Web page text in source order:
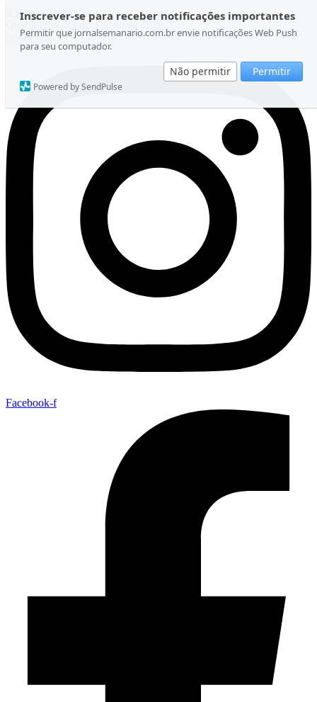
Inscrever-se para receber notificações importantes
Permitir que jornalsemanario.com.br envie notificações Web Push
para seu computador.
Não permitir Permitir
Powered by SendPulse
Ir para o conteúdo
Quarta-feira, 05 de Agosto de 2026
Instagram
Facebook-f